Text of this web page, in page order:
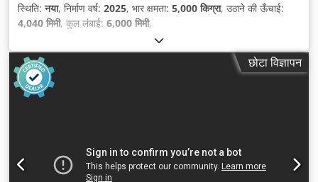
स्थिति:नया, निर्माण वर्ष: 2025, भार क्षमता: 5,000 किग्रा, उठाने की ऊँचाई:
4,040 मिमी, कुल लंबाई: 6,000 मिमी,
छोटा विज्ञापन